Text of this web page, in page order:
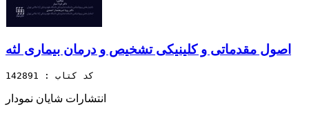
اصول مقدماتی و کلینیکی تشخیص و درمان بیماری لثه
کد کتاب : 142891
انتشارات شایان نمودار